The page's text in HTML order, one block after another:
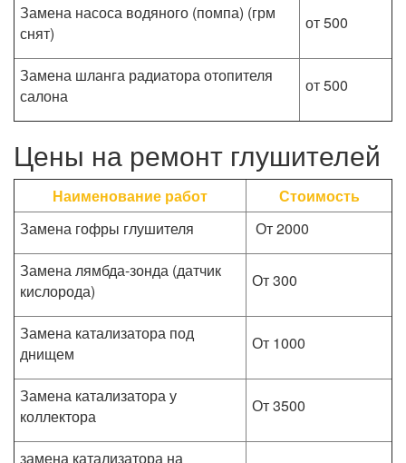
Замена насоса водяного (помпа) (грм
снят)
от 500
Замена шланга радиатора отопителя
салона
от 500
Цены на ремонт глушителей
Наименование работ
Стоимость
Замена гофры глушителя
От 2000
Замена лямбда-зонда (датчик
кислорода)
От 300
Замена катализатора под
днищем
От 1000
Замена катализатора у
коллектора
От 3500
замена катализатора на